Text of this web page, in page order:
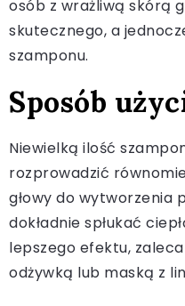
osób z wrażliwą skórą
skutecznego, a
szamponu.
Sposób
Niewielką ilość
rozprowadzić
głowy do wytworzenia
dokładnie spłukać
lepszego efektu,
odżywką lub maską z